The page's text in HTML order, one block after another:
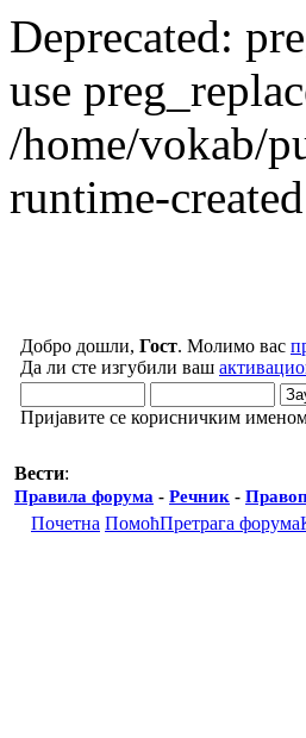
Deprecated:
use
/home/vokab/
runtime-
Добро дошли, Гост. Молимо вас
Да ли сте изгубили ваш
Пријавите се корисничким
Вести:
Правила форума - Речник -
Почетна ПомоћПретрага форума